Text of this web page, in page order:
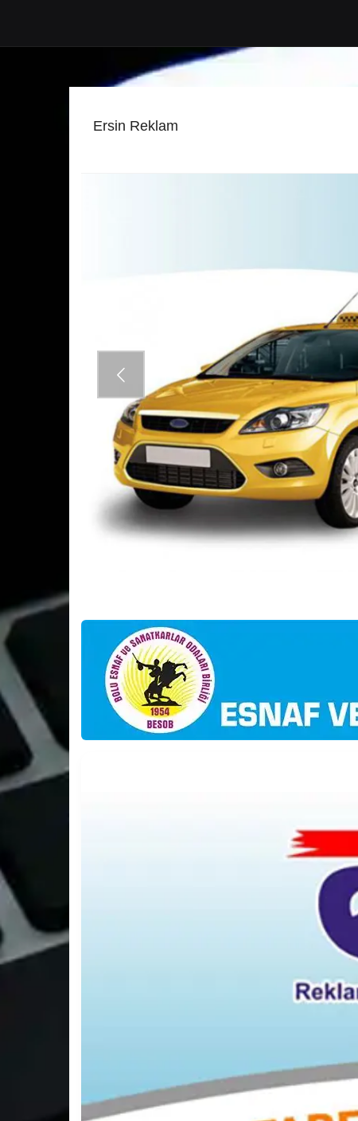
Ersin Reklam